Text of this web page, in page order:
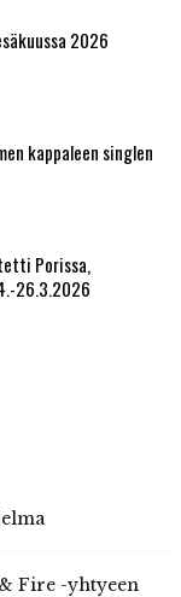
2026
kappaleen singlen
Porissa,
26.3.2026
Fire -yhtyeen